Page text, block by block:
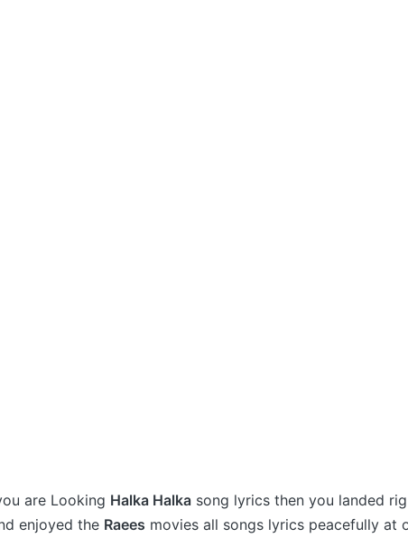
are Looking Halka Halka song lyrics then you landed
enjoyed the Raees movies all songs lyrics peacefully at